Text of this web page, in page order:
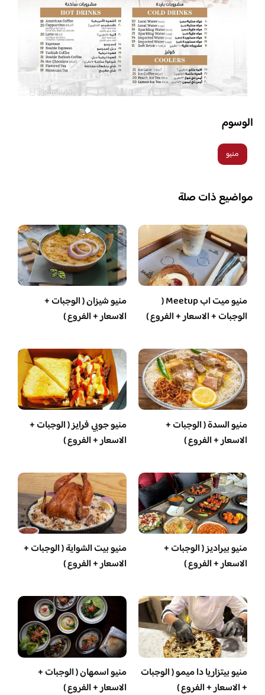
الوسوم
منيو
مواضيع ذات صلة
منيو ميت اب Meetup (
الوجبات + الاسعار + الفروع )
منيو شيزان ( الوجبات +
الاسعار + الفروع )
منيو السدة ( الوجبات +
الاسعار + الفروع )
منيو جوبي فرايز ( الوجبات +
الاسعار + الفروع )
منيو بيراديز ( الوجبات +
الاسعار + الفروع )
منيو بيت الشواية ( الوجبات +
الاسعار + الفروع )
منيو بيتزاريا دا ميمو ( الوجبات
+ الاسعار + الفروع )
منيو اسمهان ( الوجبات +
الاسعار + الفروع )